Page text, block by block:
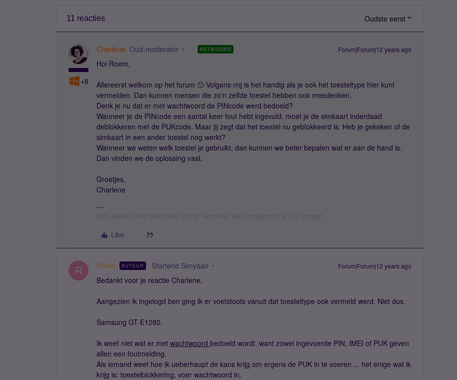
11 reacties Oudste eerst
+8
Charlene Oud-moderator ANTWOORD Forum|Forum|12 years ago
Hoi Roem,
Allereerst welkom op het forum 🙂 Volgens mij is het handig als je ook het toesteltype hier kunt
vermelden. Dan kunnen mensen die zo'n zelfde toestel hebben ook meedenken.
Denk je nu dat er met wachtwoord de PINcode werd bedoeld?
Wanneer je de PINcode een aantal keer fout hebt ingevuld, moet je de simkaart inderdaad
deblokkeren met de PUKcode. Maar jij zegt dat het toestel nu geblokkeerd is. Heb je gekeken of de
simkaart in een ander toestel nog werkt?
Wanneer we weten welk toestel je gebruikt, dan kunnen we beter bepalen wat er aan de hand is.
Dan vinden we de oplossing vast.
Groetjes,
Charlene
Like
R Roem AUTEUR Startend Simyaan Forum|Forum|12 years ago
Bedankt voor je reactie Charlene,
Aangezien ik ingelogd ben ging ik er voetstoots vanuit dat toesteltype ook vermeld werd. Niet dus.
Samsung GT-E1280.
Ik weet niet wat er met wachtwoord bedoeld wordt, want zowel ingevoerde PIN, IMEI of PUK geven
allen een foutmelding.
Als iemand weet hoe ik ueberhaupt de kans krijg om ergens de PUK in te voeren ... het enige wat ik
krijg is: toestelblokkering, voer wachtwoord in.